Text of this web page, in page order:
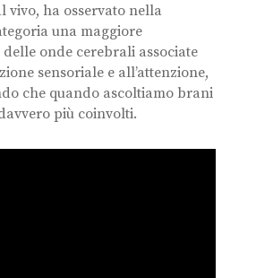
vivo, ha osservato nella
una maggiore
onde cerebrali associate
sensoriale e all’attenzione,
che quando ascoltiamo brani
più coinvolti.